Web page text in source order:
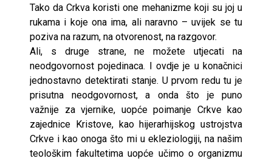
Tako da Crkva koristi one mehanizme koji su joj u
rukama i koje ona ima, ali naravno – uvijek se tu
poziva na razum, na otvorenost, na razgovor.
Ali, s druge strane, ne možete utjecati na
neodgovornost pojedinaca. I ovdje je u konačnici
jednostavno detektirati stanje. U prvom redu tu je
prisutna neodgovornost, a onda što je puno
važnije za vjernike, uopće poimanje Crkve kao
zajednice Kristove, kao hijerarhijskog ustrojstva
Crkve i kao onoga što mi u ekleziologiji, na našim
teološkim fakultetima uopće učimo o organizmu